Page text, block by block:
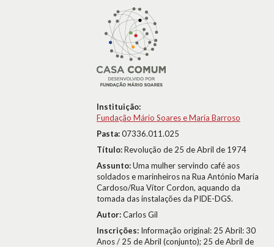
Instituição:
Fundação Mário Soares e Maria Barroso
Pasta:07336.011.025
Título:Revolução de 25 de Abril de 1974
Assunto:Uma mulher servindo café aos
soldados e marinheiros na Rua António Maria
Cardoso/Rua Vítor Cordon, aquando da
tomada das instalações da PIDE-DGS.
Autor:Carlos Gil
Inscrições: Informação original: 25 Abril: 30
Anos / 25 de Abril (conjunto); 25 de Abril de